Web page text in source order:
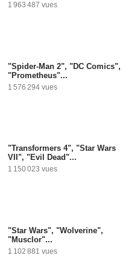
1 963 487 vues
"Spider-Man 2", "DC Comics",
"Prometheus"...
1 576 294 vues
"Transformers 4", "Star Wars
VII", "Evil Dead"...
1 150 023 vues
"Star Wars", "Wolverine",
"Musclor"...
1 102 881 vues